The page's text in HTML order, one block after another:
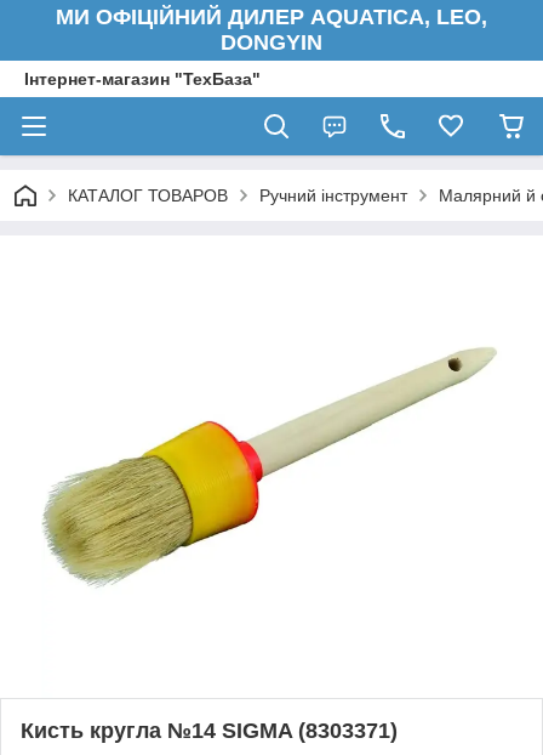
МИ ОФІЦІЙНИЙ ДИЛЕР AQUATICA, LEO,
DONGYIN
Інтернет-магазин "ТехБаза"
КАТАЛОГ ТОВАРОВ Ручний інструмент Малярний й
Кисть кругла №14 SIGMA (8303371)